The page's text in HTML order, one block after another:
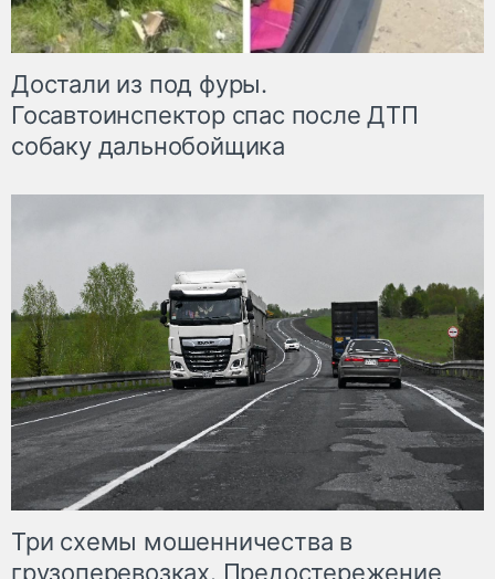
Достали из под фуры.
Госавтоинспектор спас после ДТП
собаку дальнобойщика
Три схемы мошенничества в
грузоперевозках. Предостережение